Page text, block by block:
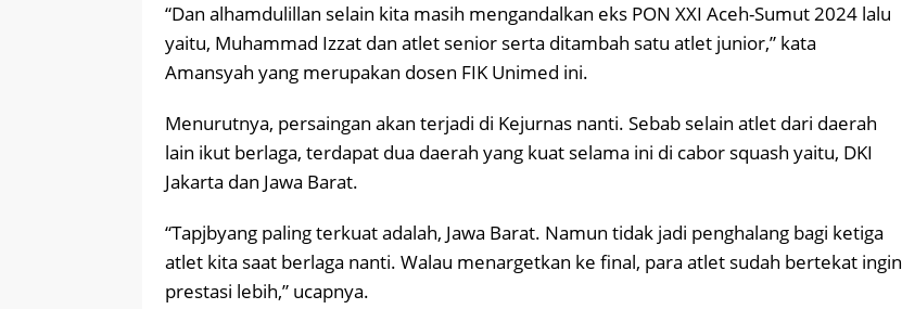
“Dan alhamdulillan selain kita masih mengandalkan eks PON XXI Aceh-Sumut 2024 lalu
yaitu, Muhammad Izzat dan atlet senior serta ditambah satu atlet junior,” kata
Amansyah yang merupakan dosen FIK Unimed ini.
Menurutnya, persaingan akan terjadi di Kejurnas nanti. Sebab selain atlet dari daerah
lain ikut berlaga, terdapat dua daerah yang kuat selama ini di cabor squash yaitu, DKI
Jakarta dan Jawa Barat.
“Tapjbyang paling terkuat adalah, Jawa Barat. Namun tidak jadi penghalang bagi ketiga
atlet kita saat berlaga nanti. Walau menargetkan ke final, para atlet sudah bertekat ingin
prestasi lebih,” ucapnya.